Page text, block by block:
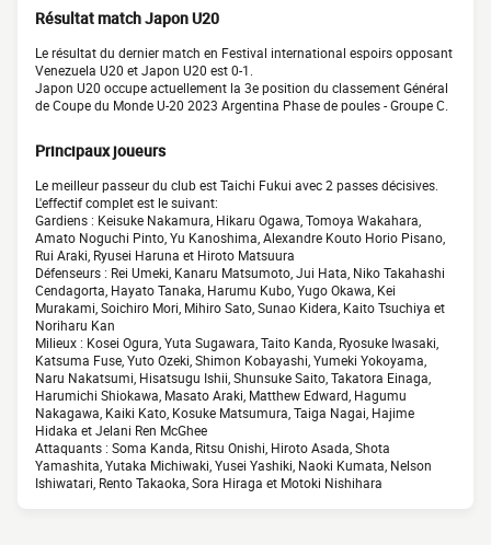
Résultat match Japon U20
Le résultat du dernier match en Festival international espoirs opposant
Venezuela U20 et Japon U20 est 0-1.
Japon U20 occupe actuellement la 3e position du classement Général
de Coupe du Monde U-20 2023 Argentina Phase de poules - Groupe C.
Principaux joueurs
Le meilleur passeur du club est Taichi Fukui avec 2 passes décisives.
L'effectif complet est le suivant:
Gardiens : Keisuke Nakamura, Hikaru Ogawa, Tomoya Wakahara,
Amato Noguchi Pinto, Yu Kanoshima, Alexandre Kouto Horio Pisano,
Rui Araki, Ryusei Haruna et Hiroto Matsuura
Défenseurs : Rei Umeki, Kanaru Matsumoto, Jui Hata, Niko Takahashi
Cendagorta, Hayato Tanaka, Harumu Kubo, Yugo Okawa, Kei
Murakami, Soichiro Mori, Mihiro Sato, Sunao Kidera, Kaito Tsuchiya et
Noriharu Kan
Milieux : Kosei Ogura, Yuta Sugawara, Taito Kanda, Ryosuke Iwasaki,
Katsuma Fuse, Yuto Ozeki, Shimon Kobayashi, Yumeki Yokoyama,
Naru Nakatsumi, Hisatsugu Ishii, Shunsuke Saito, Takatora Einaga,
Harumichi Shiokawa, Masato Araki, Matthew Edward, Hagumu
Nakagawa, Kaiki Kato, Kosuke Matsumura, Taiga Nagai, Hajime
Hidaka et Jelani Ren McGhee
Attaquants : Soma Kanda, Ritsu Onishi, Hiroto Asada, Shota
Yamashita, Yutaka Michiwaki, Yusei Yashiki, Naoki Kumata, Nelson
Ishiwatari, Rento Takaoka, Sora Hiraga et Motoki Nishihara